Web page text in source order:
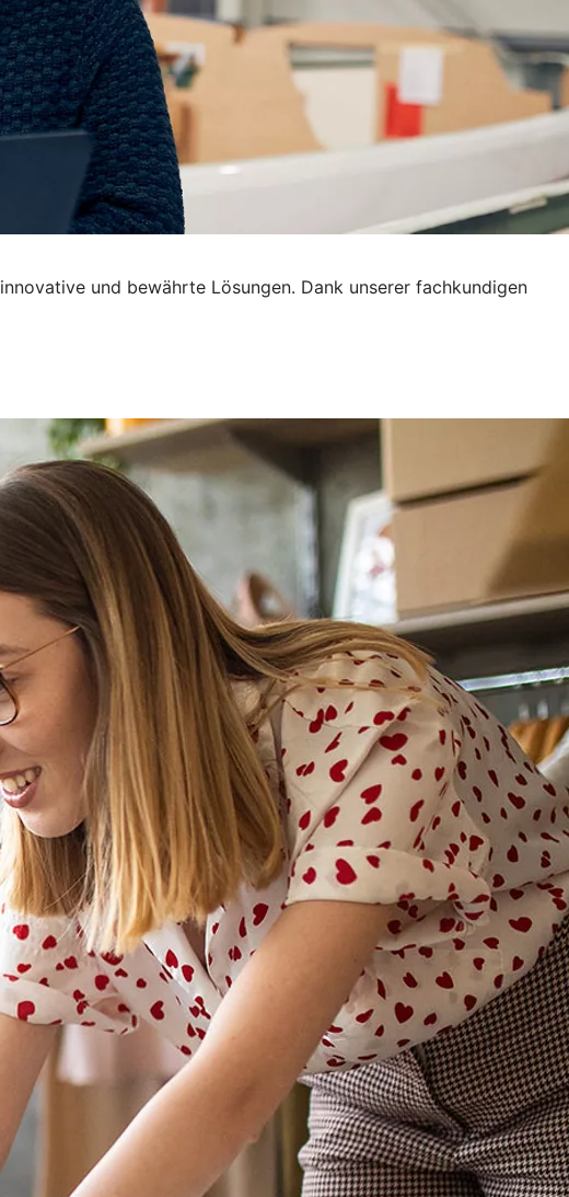
und bewährte Lösungen. Dank unserer fachkundigen